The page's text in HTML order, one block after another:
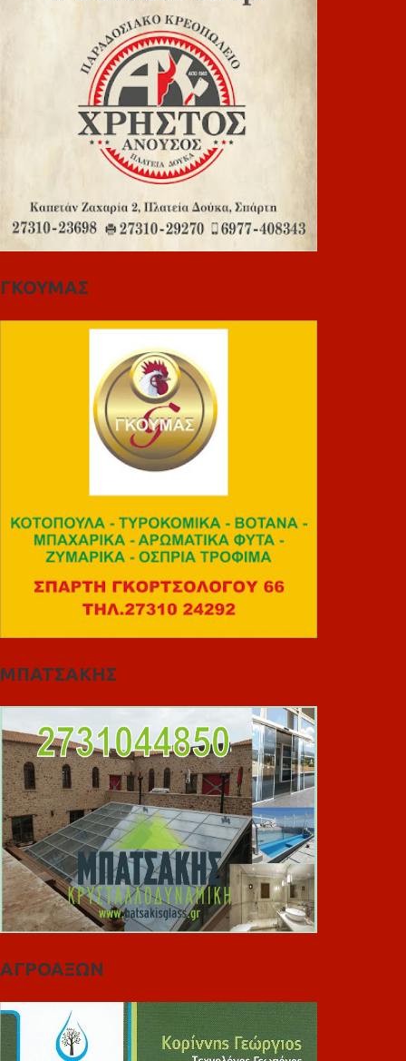
ΓΚΟΥΜΑΣ
ΜΠΑΤΣΑΚΗΣ
ΑΓΡΟΑΞΩΝ